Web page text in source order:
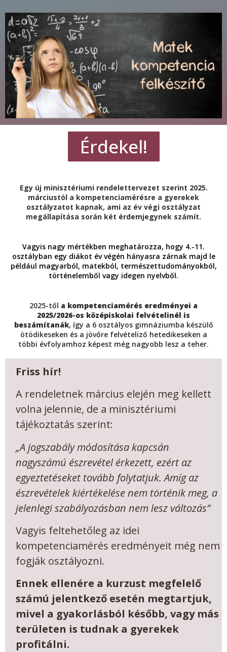
Érdekel!
Egy új minisztériumi rendelettervezet szerint 2025.
márciustól a kompetenciamérésre a gyerekek
osztályzatot kapnak, ami az év végi osztályzat
megállapítása során két érdemjegynek számít.
Vagyis nagy mértékben meghatározza, hogy 4.-11.
osztályban egy diákot év végén hányasra zárnak majd le
például magyarból, matekból, természettudományokból,
történelemből vagy idegen nyelvből.
2025-től a kompetenciamérés eredményei a
2025/2026-os középiskolai felvételinél is
beszámítanák, így a 6 osztályos gimnáziumba készülő
ötödikeseken és a jövőre felvételiző hetedikeseken a
többi évfolyamhoz képest még nagyobb lesz a teher.
Friss hír!
A rendeletnek március elején meg kellett
volna jelennie, de a minisztériumi
tájékoztatás szerint:
„A jogszabály módosítása kapcsán
nagyszámú észrevétel érkezett, ezért az
egyeztetéseket tovább folytatjuk. Amíg az
észrevételek kiértékelése nem történik meg, a
jelenlegi szabályozásban nem lesz változás”
Vagyis feltehetőleg az idei
kompetenciamérés eredményeit még nem
fogják osztályozni.
Ennek ellenére a kurzust megfelelő
számú jelentkező esetén megtartjuk,
mivel a gyakorlásból később, vagy más
területen is tudnak a gyerekek
profitálni.